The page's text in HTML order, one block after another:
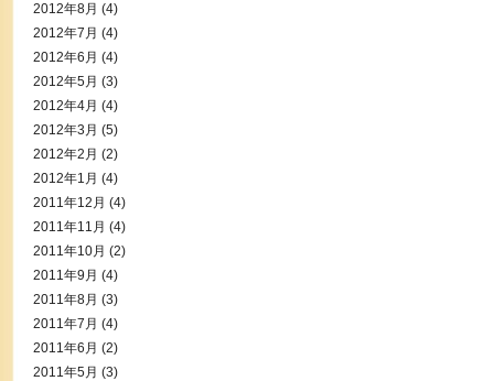
2012年8月 (4)
2012年7月 (4)
2012年6月 (4)
2012年5月 (3)
2012年4月 (4)
2012年3月 (5)
2012年2月 (2)
2012年1月 (4)
2011年12月 (4)
2011年11月 (4)
2011年10月 (2)
2011年9月 (4)
2011年8月 (3)
2011年7月 (4)
2011年6月 (2)
2011年5月 (3)